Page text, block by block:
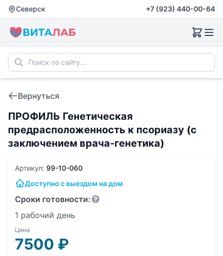
Северск +7 (923) 440-00-64
Вернуться
ПРОФИЛЬ Генетическая
предрасположенность к псориазу (с
заключением врача-генетика)
Артикул: 99-10-060
Доступно с выездом на дом
Сроки готовности:
1 рабочий день
Цена
7500 ₽